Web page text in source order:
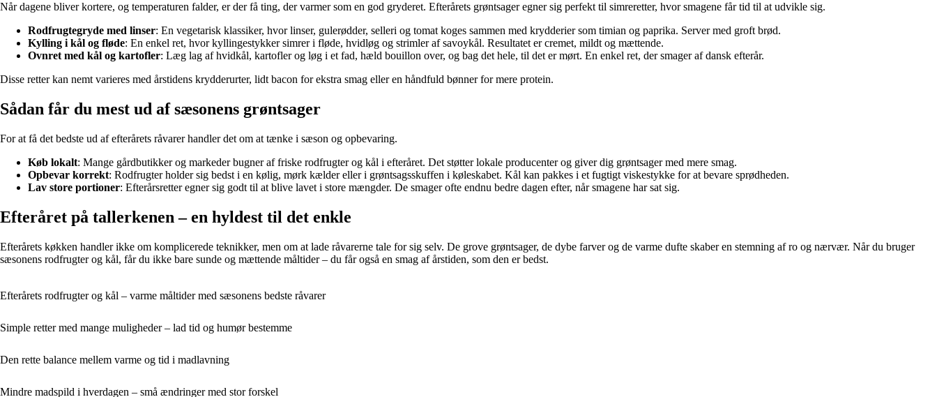
Når dagene bliver kortere, og temperaturen falder, er der få ting, der varmer som en god gryderet. Efterårets grøntsager egner sig perfekt til simreretter, hvor smagene får tid til at udvikle sig.
Rodfrugtegryde med linser: En vegetarisk klassiker, hvor linser, gulerødder, selleri og tomat koges sammen med krydderier som timian og paprika. Server med groft brød.
Kylling i kål og fløde: En enkel ret, hvor kyllingestykker simrer i fløde, hvidløg og strimler af savoykål. Resultatet er cremet, mildt og mættende.
Ovnret med kål og kartofler: Læg lag af hvidkål, kartofler og løg i et fad, hæld bouillon over, og bag det hele, til det er mørt. En enkel ret, der smager af dansk efterår.
Disse retter kan nemt varieres med årstidens krydderurter, lidt bacon for ekstra smag eller en håndfuld bønner for mere protein.
Sådan får du mest ud af sæsonens grøntsager
For at få det bedste ud af efterårets råvarer handler det om at tænke i sæson og opbevaring.
Køb lokalt: Mange gårdbutikker og markeder bugner af friske rodfrugter og kål i efteråret. Det støtter lokale producenter og giver dig grøntsager med mere smag.
Opbevar korrekt: Rodfrugter holder sig bedst i en kølig, mørk kælder eller i grøntsagsskuffen i køleskabet. Kål kan pakkes i et fugtigt viskestykke for at bevare sprødheden.
Lav store portioner: Efterårsretter egner sig godt til at blive lavet i store mængder. De smager ofte endnu bedre dagen efter, når smagene har sat sig.
Efteråret på tallerkenen – en hyldest til det enkle
Efterårets køkken handler ikke om komplicerede teknikker, men om at lade råvarerne tale for sig selv. De grove grøntsager, de dybe farver og de varme dufte skaber en stemning af ro og nærvær. Når du bruger
sæsonens rodfrugter og kål, får du ikke bare sunde og mættende måltider – du får også en smag af årstiden, som den er bedst.
Efterårets rodfrugter og kål – varme måltider med sæsonens bedste råvarer
Simple retter med mange muligheder – lad tid og humør bestemme
Den rette balance mellem varme og tid i madlavning
Mindre madspild i hverdagen – små ændringer med stor forskel